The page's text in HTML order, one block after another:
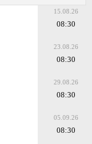
15.08.26
08:30
23.08.26
08:30
29.08.26
08:30
05.09.26
08:30